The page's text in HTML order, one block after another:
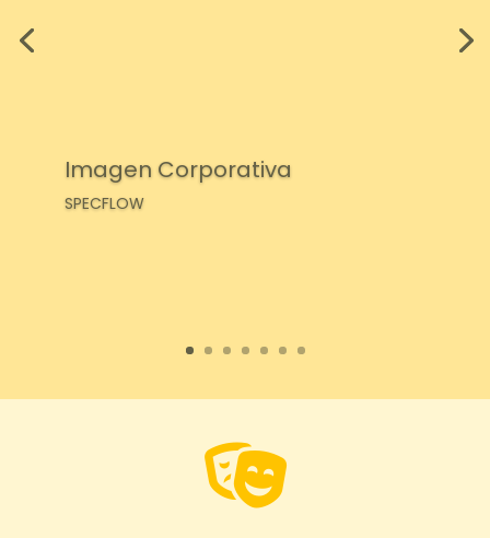
Imagen Corporativa
SPECFLOW
